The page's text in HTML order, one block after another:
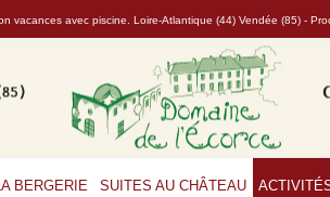
avec piscine. Loire-Atlantique (44) Vendée (85) -
BERGERIE SUITES AU CHÂTEAU